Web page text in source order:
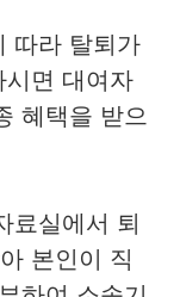
따라 탈퇴가
면 대여자
혜택을 받으
료실에서 퇴
본인이 직